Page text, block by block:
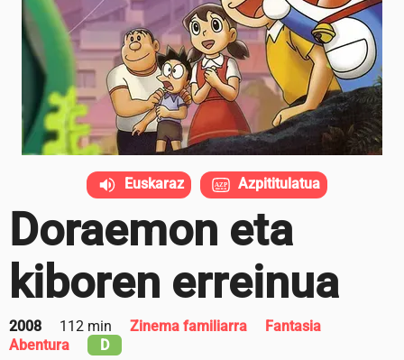
Doraemon eta
kiboren erreinua
2008 112 min Zinema familiarra
Fantasia
Abentura
D
Euskaraz Azpititulatua